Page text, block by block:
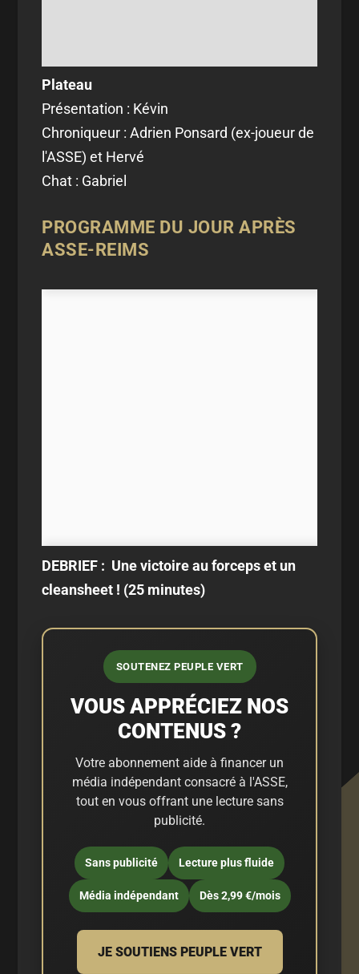
Plateau
Présentation : Kévin
Chroniqueur : Adrien Ponsard (ex-joueur de
l'ASSE) et Hervé
Chat : Gabriel
PROGRAMME DU JOUR APRÈS
ASSE-REIMS
DEBRIEF : Une victoire au forceps et un
cleansheet ! (25 minutes)
SOUTENEZ PEUPLE VERT
VOUS APPRÉCIEZ NOS
CONTENUS ?
Votre abonnement aide à financer un
média indépendant consacré à l'ASSE,
tout en vous offrant une lecture sans
publicité.
Sans publicité Lecture plus fluide
Média indépendant Dès 2,99 €/mois
JE SOUTIENS PEUPLE VERT